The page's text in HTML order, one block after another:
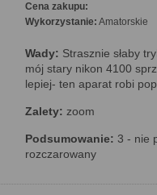
Cena zakupu:
Wykorzystanie: Amatorskie
Wady: Strasznie słaby
mój stary nikon 4100
lepiej- ten aparat robi
Zalety: zoom
Podsumowanie: 3 - nie
rozczarowany